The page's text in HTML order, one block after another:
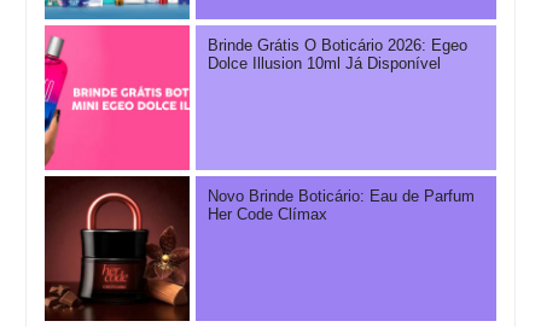
Brinde Grátis O Boticário 2026: Egeo
Dolce Illusion 10ml Já Disponível
Novo Brinde Boticário: Eau de Parfum
Her Code Clímax